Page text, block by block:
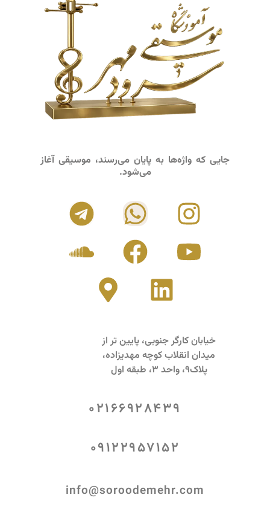
جایی که واژه‌ها به پایان می‌رسند، موسیقی آغاز
می‌شود.
خیابان کارگر جنوبی، پایین تر از
میدان انقلاب کوچه مهدیزاده،
پلاک9، واحد 3، طبقه اول
02166928439
09122957152
info@soroodemehr.com